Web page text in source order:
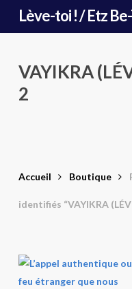
Lève-toi ! / Etz
VAYIKRA
2
Accueil Boutique
identifiés “VAYIKRA